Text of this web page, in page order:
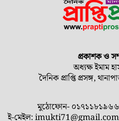
প্রকাশক ও
অধ্যক্ষ ইমাম
দৈনিক প্রাপ্তি প্রসঙ্গ,
মুঠোফোন-
ই-মেইল:imukti71@gmail.com